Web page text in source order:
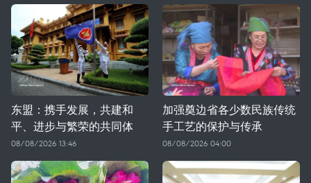
东盟：携手发展，共建和
平、进步与繁荣的共同体
08/08/2026 13:46
加强奠边省各少数民族传统
手工艺的保护与传承
08/08/2026 04:00